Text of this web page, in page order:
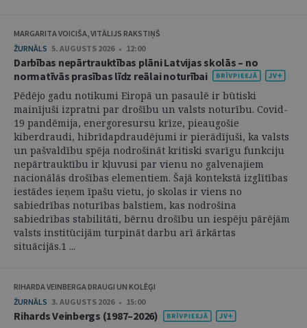
MARGARITA VOICIŠA, VITĀLIJS RAKSTIŅŠ
ŽURNĀLS 5. AUGUSTS 2026 • 12:00
Darbības nepārtrauktības plāni Latvijas skolās – no
normatīvās prasības līdz reālai noturībai
Pēdējo gadu notikumi Eiropā un pasaulē ir būtiski
mainījuši izpratni par drošību un valsts noturību. Covid-
19 pandēmija, energoresursu krīze, pieaugošie
kiberdraudi, hibrīdapdraudējumi ir pierādījuši, ka valsts
un pašvaldību spēja nodrošināt kritiski svarīgu funkciju
nepārtrauktību ir kļuvusi par vienu no galvenajiem
nacionālās drošības elementiem. Šajā kontekstā izglītības
iestādes ieņem īpašu vietu, jo skolas ir viens no
sabiedrības noturības balstiem, kas nodrošina
sabiedrības stabilitāti, bērnu drošību un iespēju pārējām
valsts institūcijām turpināt darbu arī ārkārtas
situācijās.1 ...
RIHARDA VEINBERGA DRAUGI UN KOLĒĢI
ŽURNĀLS 3. AUGUSTS 2026 • 15:00
Rihards Veinbergs (1987–2026)